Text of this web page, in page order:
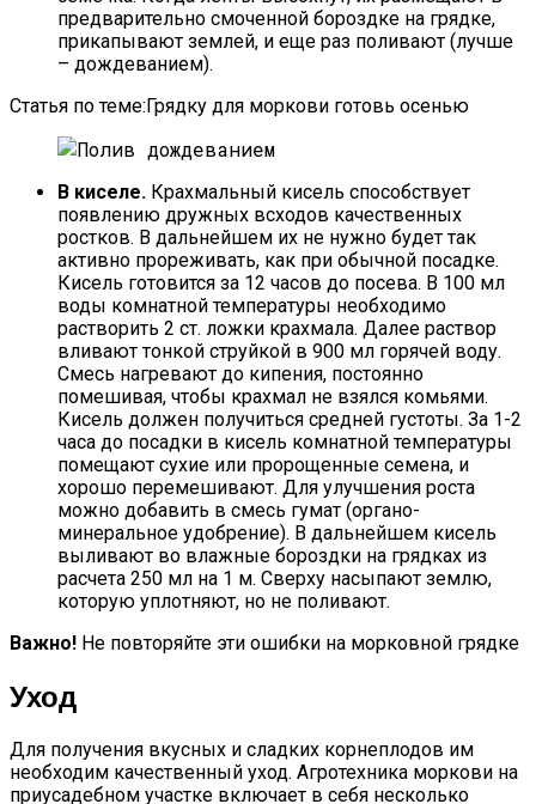
предварительно смоченной бороздке на грядке,
прикапывают землей, и еще раз поливают (лучше
– дождеванием).
Статья по теме:Грядку для моркови готовь осенью
В киселе. Крахмальный кисель способствует
появлению дружных всходов качественных
ростков. В дальнейшем их не нужно будет так
активно прореживать, как при обычной посадке.
Кисель готовится за 12 часов до посева. В 100 мл
воды комнатной температуры необходимо
растворить 2 ст. ложки крахмала. Далее раствор
вливают тонкой струйкой в 900 мл горячей воду.
Смесь нагревают до кипения, постоянно
помешивая, чтобы крахмал не взялся комьями.
Кисель должен получиться средней густоты. За 1-2
часа до посадки в кисель комнатной температуры
помещают сухие или пророщенные семена, и
хорошо перемешивают. Для улучшения роста
можно добавить в смесь гумат (органо-
минеральное удобрение). В дальнейшем кисель
выливают во влажные бороздки на грядках из
расчета 250 мл на 1 м. Сверху насыпают землю,
которую уплотняют, но не поливают.
Важно! Не повторяйте эти ошибки на морковной грядке
Уход
Для получения вкусных и сладких корнеплодов им
необходим качественный уход. Агротехника моркови на
приусадебном участке включает в себя несколько